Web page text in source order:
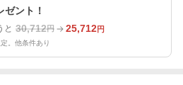
ント！
と 30,712円 25,712円
。他条件あり